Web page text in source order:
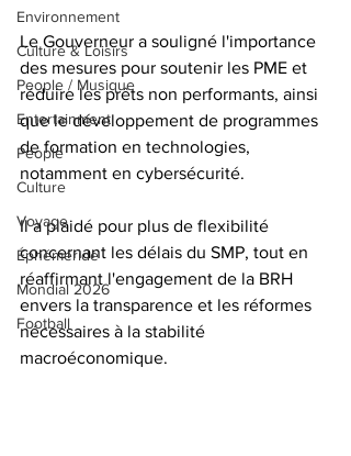
Environnement
Culture & Loisirs
People / Musique
Entertainment
People
Culture
Voyage
Éphéméride
Mondial 2026
Football
Le Gouverneur a souligné l'importance
des mesures pour soutenir les PME et
réduire les prêts non performants, ainsi
que le développement de programmes
de formation en technologies,
notamment en cybersécurité.
Il a plaidé pour plus de flexibilité
concernant les délais du SMP, tout en
réaffirmant l'engagement de la BRH
envers la transparence et les réformes
nécessaires à la stabilité
macroéconomique.